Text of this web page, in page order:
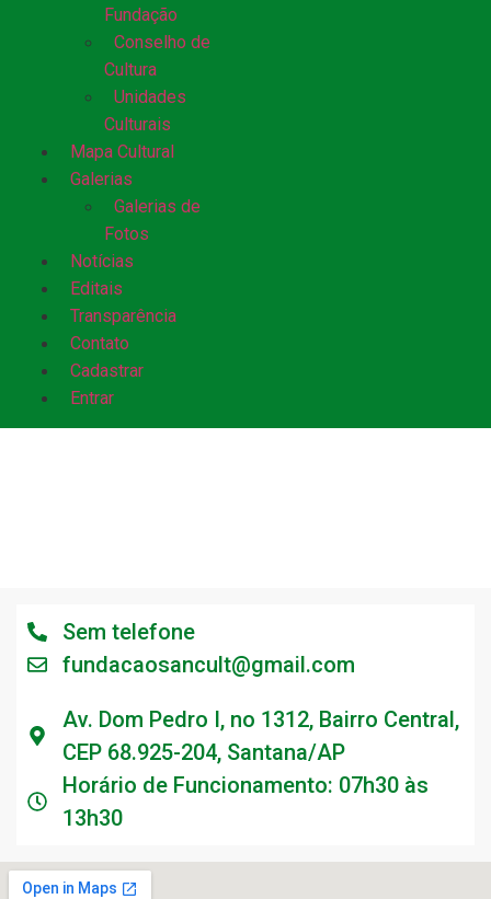
Fundação
Conselho de
Cultura
Unidades
Culturais
Mapa Cultural
Galerias
Galerias de
Fotos
Notícias
Editais
Transparência
Contato
Cadastrar
Entrar
Sem telefone
fundacaosancult@gmail.com
Av. Dom Pedro I, no 1312, Bairro Central,
CEP 68.925-204, Santana/AP
Horário de Funcionamento: 07h30 às
13h30